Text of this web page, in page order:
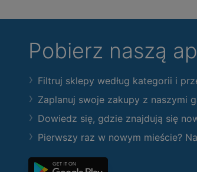
Pobierz naszą
Filtruj sklepy według kategorii i
Zaplanuj swoje zakupy z naszymi
Dowiedz się, gdzie znajdują się
Pierwszy raz w nowym mieście?